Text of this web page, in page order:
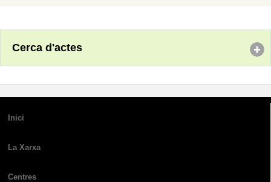
Cerca d'actes
Inici
La Xarxa
Centres